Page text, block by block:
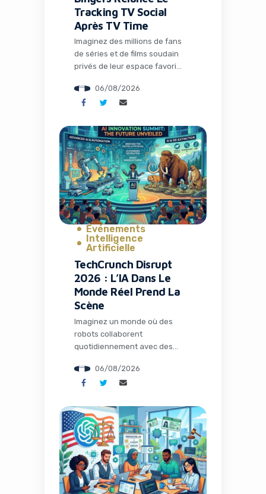
Tracking TV Social
Après TV Time
Imaginez des millions de fans
de séries et de films soudain
privés de leur espace favori
partager memes et suivre leurs
visionnages en communauté.
passé avec la fermeture de TV
Time, une application culte qui
avait conquis plus de 26
millions d’installations. Mais
l’histoire ne s’arrête pas […]
06/08/2026
Événements
Intelligence
Artificielle
TechCrunch Disrupt
2026 : L’IA Dans Le
Monde Réel Prend La
Scène
Imaginez un monde où des
robots collaborent
quotidiennement avec des
l’intelligence artificielle opère
loin de tout cloud dans des
où des espèces éteintes depuis
des millénaires pourraient
fouler à nouveau notre planète
grâce à la biologie de synthèse.
Ce n’est plus de la science-
fiction : c’est le […]
06/08/2026